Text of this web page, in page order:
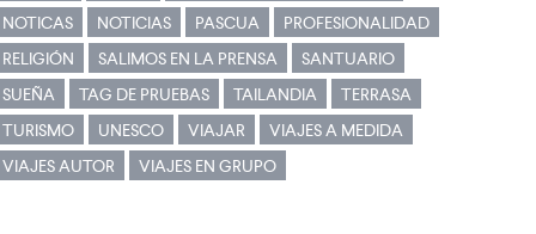
NOTICAS
NOTICIAS PASCUA
PROFESIONALIDAD
RELIGIÓN
SALIMOS EN LA PRENSA
SANTUARIO
SUEÑA
TAG DE PRUEBAS TAILANDIA
TERRASA
TURISMO
UNESCO VIAJAR
VIAJES A MEDIDA
VIAJES AUTOR
VIAJES EN GRUPO